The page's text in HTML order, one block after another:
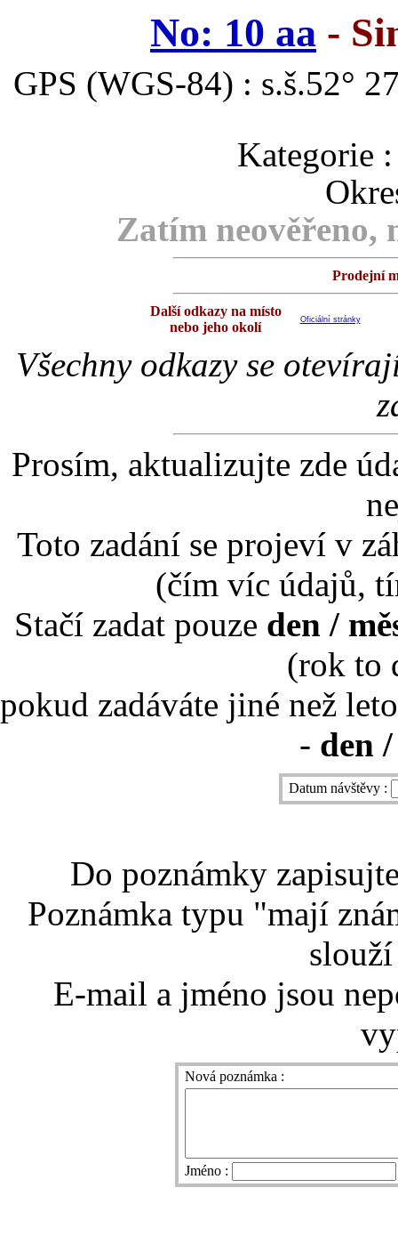
No: 10 aa -
GPS (WGS-84) : s.š.52°
Kategorie
Zatím
Prodejní
Další odkazy na místo
nebo jeho okolí
Oficiální stránky
Všechny odkazy se
Prosím, aktualizujte zde
Toto zadání se projeví v
(čím víc údajů,
Stačí zadat pouze den /
(rok to
pokud zadáváte jiné než
- den
Datum návštěvy :
Do poznámky
Poznámka typu "mají
E-mail a jméno jsou
Nová poznámka :
Jméno :